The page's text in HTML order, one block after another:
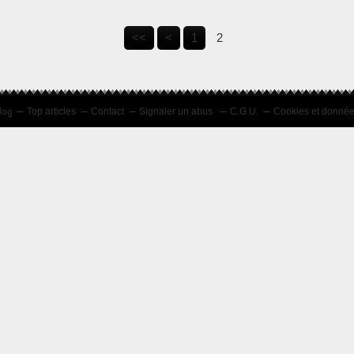
<< < 1 2
Top articles Contact Signaler un abus C.G.U. Cookies et